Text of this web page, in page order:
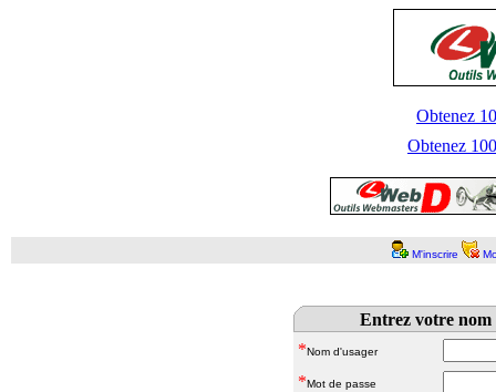
Obtenez
Obtenez
M'inscrire
Entrez votre nom
*Nom d'usager
*Mot de passe